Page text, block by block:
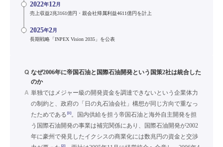
2022年12月
売上収益2兆3161億円・親会社帰属利益4611億円を計上
2025年2月
長期戦略「INPEX Vision 2035」を公表
Q なぜ2006年に帝国石油と国際石油開発という国策2社は統合した
のか
A 単独ではメジャー級の開発資金を調達できないという企業体力
の制約と、政府の「日の丸石油会社」構想が同じ方向で重なっ
たためである [1]。国内供給を担う帝国石油と海外自主開発を担
う国際石油開発の事業は補完関係にあり、国際石油開発が2002
年に豪州で発見したイクシスの商業化には数兆円の資金と交渉
[2]